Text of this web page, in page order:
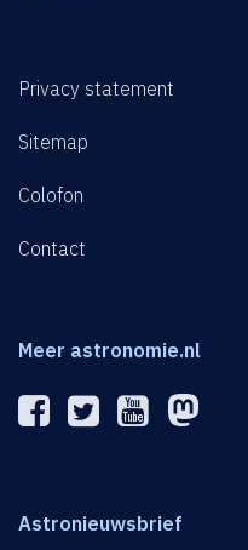
Privacy statement
Sitemap
Colofon
Contact
Meer astronomie.nl
Astronieuwsbrief